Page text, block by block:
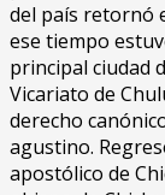
del país retornó
ese tiempo
principal ciudad
Vicariato de
derecho
agustino.
apostólico de